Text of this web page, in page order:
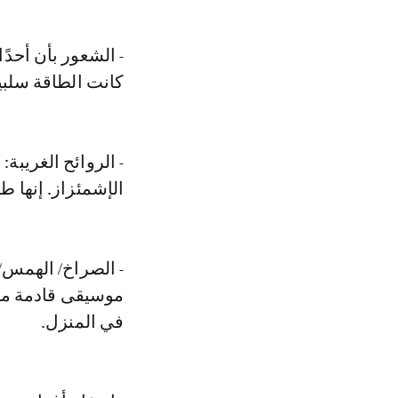
- الشعور بأن
كانت الطاقة
- الروائح
الإشمئزاز.
- الصراخ/
موسيقى قادمة
في المنزل.